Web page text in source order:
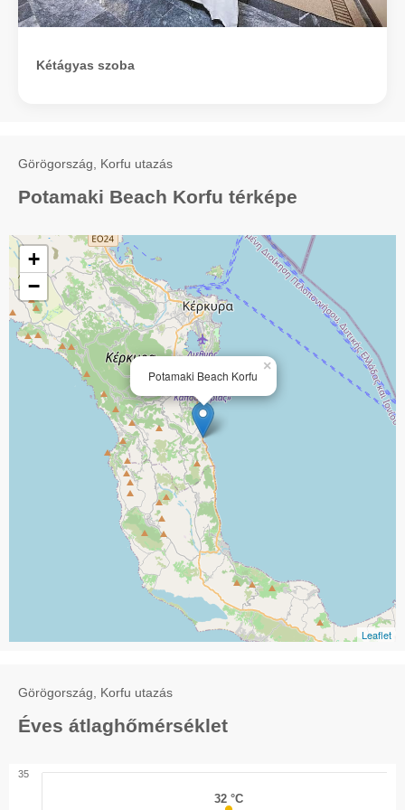
Kétágyas szoba
Görögország, Korfu utazás
Potamaki Beach Korfu térképe
Potamaki Beach Korfu
×
+
−
Leaflet
Görögország, Korfu utazás
Éves átlaghőmérséklet
32 °C
32 °C
35